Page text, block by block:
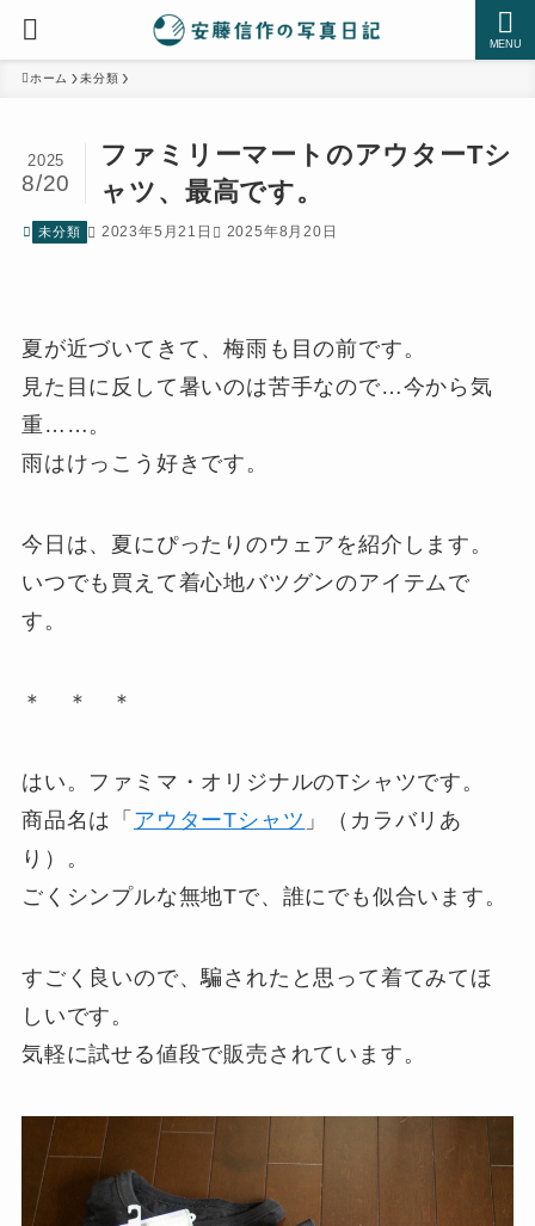
MENU
ホーム 未分類
ファミリーマートのアウターTシ
ャツ、最高です。
2025
8/20
未分類 2023年5月21日 2025年8月20日
夏が近づいてきて、梅雨も目の前です。
見た目に反して暑いのは苦手なので…今から気
重……。
雨はけっこう好きです。
今日は、夏にぴったりのウェアを紹介します。
いつでも買えて着心地バツグンのアイテムで
す。
＊ ＊ ＊
はい。ファミマ・オリジナルのTシャツです。
商品名は「 アウターTシャツ 」（カラバリあ
り）。
ごくシンプルな無地Tで、誰にでも似合います。
すごく良いので、騙されたと思って着てみてほ
しいです。
気軽に試せる値段で販売されています。